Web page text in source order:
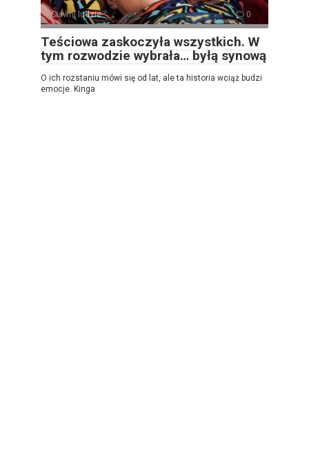
Sławni ludzie 0
Teściowa zaskoczyła wszystkich. W
tym rozwodzie wybrała… byłą synową
O ich rozstaniu mówi się od lat, ale ta historia wciąż budzi
emocje. Kinga